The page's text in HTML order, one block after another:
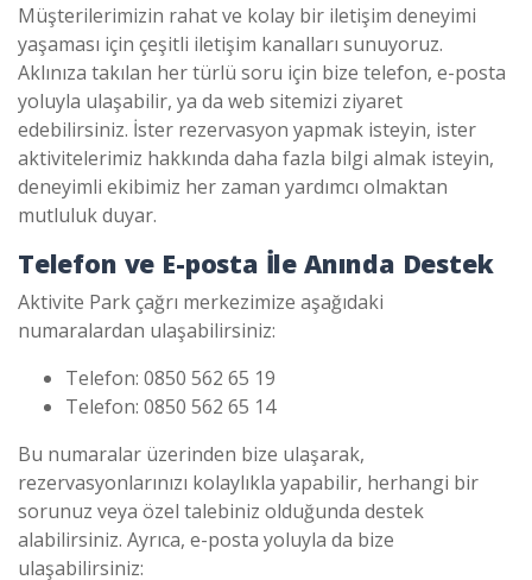
Müşterilerimizin rahat ve kolay bir iletişim deneyimi
yaşaması için çeşitli iletişim kanalları sunuyoruz.
Aklınıza takılan her türlü soru için bize telefon, e-posta
yoluyla ulaşabilir, ya da web sitemizi ziyaret
edebilirsiniz. İster rezervasyon yapmak isteyin, ister
aktivitelerimiz hakkında daha fazla bilgi almak isteyin,
deneyimli ekibimiz her zaman yardımcı olmaktan
mutluluk duyar.
Telefon ve E-posta İle Anında Destek
Aktivite Park çağrı merkezimize aşağıdaki
numaralardan ulaşabilirsiniz:
Telefon: 0850 562 65 19
Telefon: 0850 562 65 14
Bu numaralar üzerinden bize ulaşarak,
rezervasyonlarınızı kolaylıkla yapabilir, herhangi bir
sorunuz veya özel talebiniz olduğunda destek
alabilirsiniz. Ayrıca, e-posta yoluyla da bize
ulaşabilirsiniz: